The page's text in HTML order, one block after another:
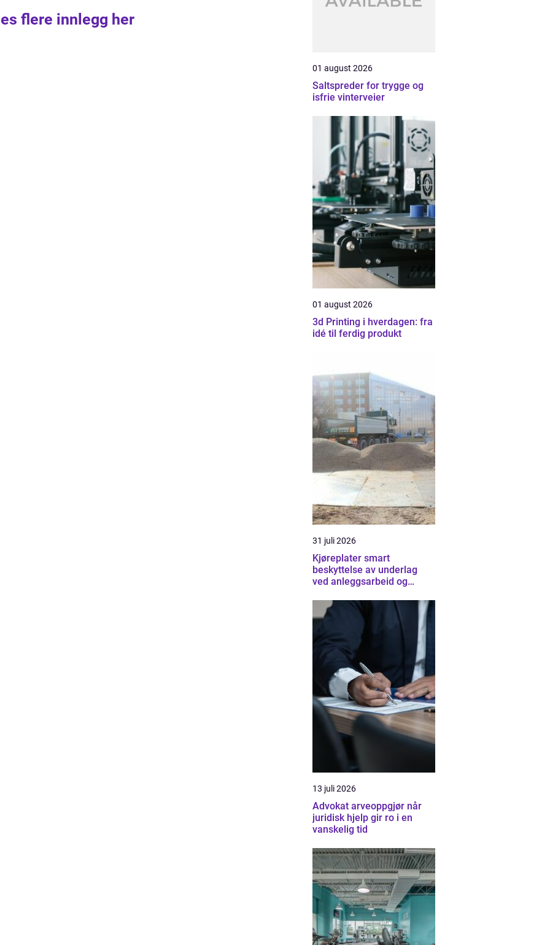
flere innlegg her
01 august 2026
Saltspreder for trygge og
isfrie vinterveier
01 august 2026
3d Printing i hverdagen: fra
idé til ferdig produkt
31 juli 2026
Kjøreplater smart
beskyttelse av underlag
ved anleggsarbeid og
13 juli 2026
Advokat arveoppgjør når
juridisk hjelp gir ro i en
vanskelig tid